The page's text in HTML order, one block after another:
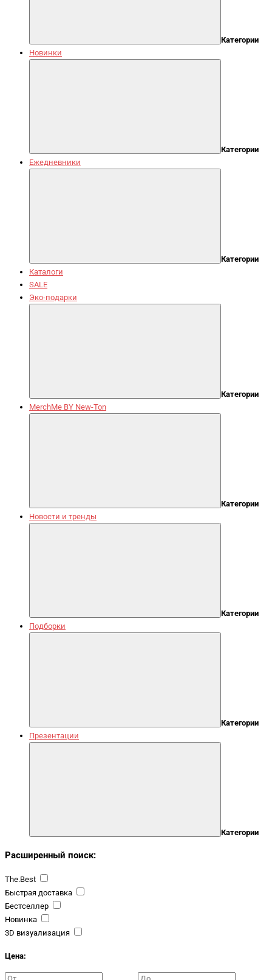
Категории
Новинки
Категории
Ежедневники
Категории
Каталоги
SALE
Эко-подарки
Категории
MerchMe BY New-Ton
Категории
Новости и тренды
Категории
Подборки
Категории
Презентации
Категории
Расширенный поиск:
The.Best
Быстрая доставка
Бестселлер
Новинка
3D визуализация
Цена: